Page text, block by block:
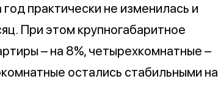
практически не изменилась и
При этом крупногабаритное
– на 8%, четырехкомнатные –
остались стабильными на